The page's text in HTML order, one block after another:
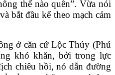
thể nào quên”. Vừa nói
bắt đầu kể theo mạch cảm
ở căn cứ Lộc Thủy (Phú
khó khăn, bởi trong lực
chiêu hồi, nó dẫn đường